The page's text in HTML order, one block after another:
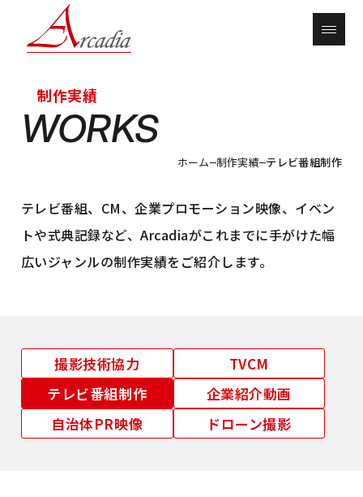
制作実績
WORKS
ホーム 制作実績 テレビ番組制作
テレビ番組、CM、企業プロモーション映像、イベン
トや式典記録など、Arcadiaがこれまでに手がけた幅
広いジャンルの制作実績をご紹介します。
撮影技術協力
TVCM
テレビ番組制作
企業紹介動画
自治体PR映像
ドローン撮影